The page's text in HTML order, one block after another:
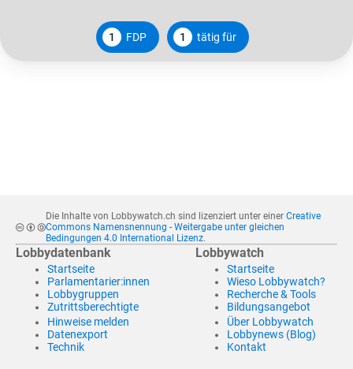
1 FDP 1 tätig für
Die Inhalte von Lobbywatch.ch sind lizenziert unter einer Creative
Commons Namensnennung - Weitergabe unter gleichen
Bedingungen 4.0 International Lizenz.
Lobbydatenbank
Startseite
Parlamentarier:innen
Lobbygruppen
Zutrittsberechtigte
Hinweise melden
Datenexport
Technik
Lobbywatch
Startseite
Wieso Lobbywatch?
Recherche & Tools
Bildungsangebot
Über Lobbywatch
Lobbynews (Blog)
Kontakt